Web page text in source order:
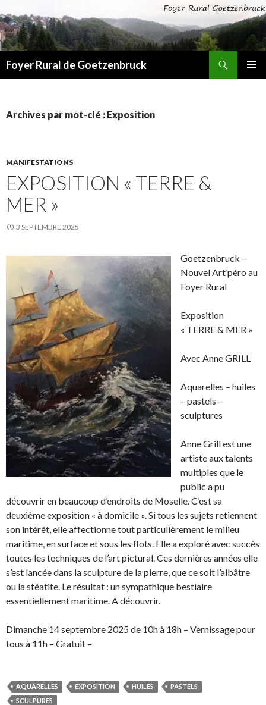
Foyer Rural de Goetzenbruck
Archives par mot-clé : Exposition
MANIFESTATIONS
EXPOSITION « TERRE &
MER »
3 SEPTEMBRE 2025
Goetzenbruck –
Nouvel Art’péro au
Foyer Rural
Exposition
« TERRE & MER »
Avec Anne GRILL
Aquarelles – huiles
– pastels –
sculptures
Anne Grill est une
artiste aux talents
multiples que le
public a pu
découvrir en beaucoup d’endroits de Moselle. C’est sa
deuxième exposition « à domicile ». Si tous les sujets retiennent
son intérêt, elle affectionne tout particulièrement le milieu
maritime, en surface et sous les flots. Elle a exploré avec succès
toutes les techniques de l’art pictural. Ces dernières années elle
s’est lancée dans la sculpture de la pierre, que ce soit l’albâtre
ou la stéatite. Le résultat : un sympathique bestiaire
essentiellement maritime. A découvrir.
Dimanche 14 septembre 2025 de 10h à 18h – Vernissage pour
tous à 11h – Gratuit –
AQUARELLES EXPOSITION HUILES
PASTELS
SCULPURES